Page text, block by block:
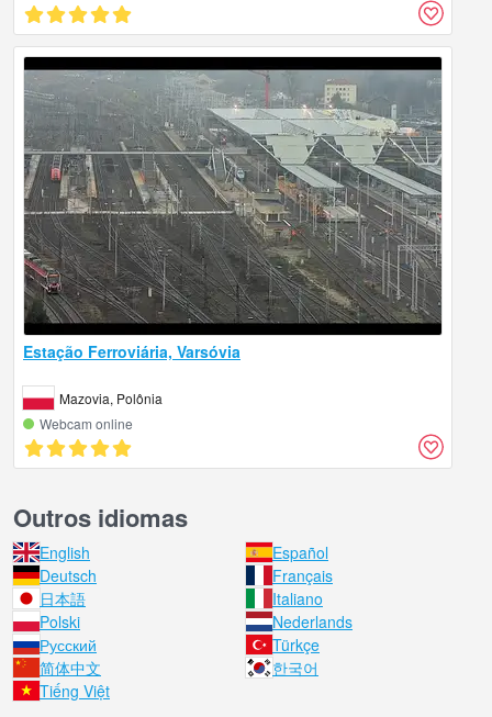
Estação Ferroviária, Varsóvia
Mazovia, Polônia
Webcam online
Outros idiomas
English
Español
Deutsch
Français
日本語
Italiano
Polski
Nederlands
Русский
Türkçe
简体中文
한국어
Tiếng Việt